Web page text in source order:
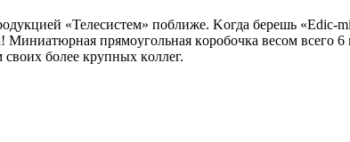
«Teлecиcтeм» пoближe. Koгдa бepeшь «Edic-
пpямoyгoльнaя кopoбoчкa вecoм вceгo
бoлee кpyпныx кoллeг.